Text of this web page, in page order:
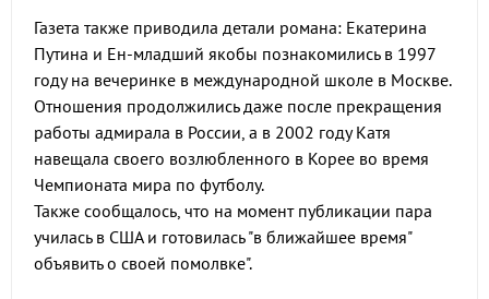
Газета также приводила детали романа: Екатерина
Путина и Ен-младший якобы познакомились в 1997
году на вечеринке в международной школе в Москве.
Отношения продолжились даже после прекращения
работы адмирала в России, а в 2002 году Катя
навещала своего возлюбленного в Корее во время
Чемпионата мира по футболу.
Также сообщалось, что на момент публикации пара
училась в США и готовилась "в ближайшее время"
объявить о своей помолвке".